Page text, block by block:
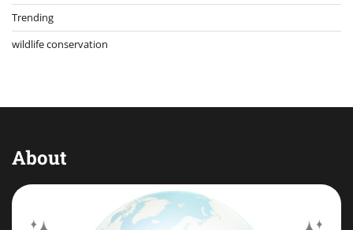
Trending
wildlife conservation
About